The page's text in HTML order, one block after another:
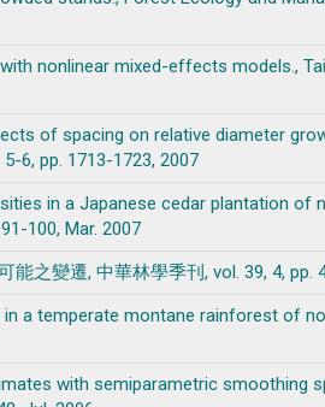
nonlinear mixed-effects models.,
of spacing on relative diameter
6, pp. 1713-1723, 2007
in a Japanese cedar plantation of
100, Mar. 2007
之變遷, 中華林學季刊, vol. 39, 4, pp.
a temperate montane rainforest of
with semiparametric smoothing